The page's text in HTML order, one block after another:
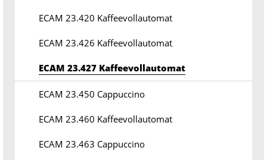
ECAM 23.420 Kaffeevollautomat
ECAM 23.426 Kaffeevollautomat
ECAM 23.427 Kaffeevollautomat
ECAM 23.450 Cappuccino
ECAM 23.460 Kaffeevollautomat
ECAM 23.463 Cappuccino